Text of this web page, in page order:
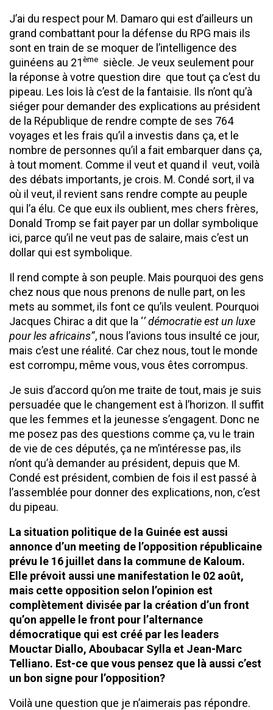
J’ai du respect pour M. Damaro qui est d’ailleurs un
grand combattant pour la défense du RPG mais ils
sont en train de se moquer de l’intelligence des
guinéens au 21ème siècle. Je veux seulement pour
la réponse à votre question dire que tout ça c’est du
pipeau. Les lois là c’est de la fantaisie. Ils n’ont qu’à
siéger pour demander des explications au président
de la République de rendre compte de ses 764
voyages et les frais qu’il a investis dans ça, et le
nombre de personnes qu’il a fait embarquer dans ça,
à tout moment. Comme il veut et quand il veut, voilà
des débats importants, je crois. M. Condé sort, il va
où il veut, il revient sans rendre compte au peuple
qui l’a élu. Ce que eux ils oublient, mes chers frères,
Donald Tromp se fait payer par un dollar symbolique
ici, parce qu’il ne veut pas de salaire, mais c’est un
dollar qui est symbolique.
Il rend compte à son peuple. Mais pourquoi des gens
chez nous que nous prenons de nulle part, on les
mets au sommet, ils font ce qu’ils veulent. Pourquoi
Jacques Chirac a dit que la ‘’ démocratie est un luxe
pour les africains’’, nous l’avions tous insulté ce jour,
mais c’est une réalité. Car chez nous, tout le monde
est corrompu, même vous, vous êtes corrompus.
Je suis d’accord qu’on me traite de tout, mais je suis
persuadée que le changement est à l’horizon. Il suffit
que les femmes et la jeunesse s’engagent. Donc ne
me posez pas des questions comme ça, vu le train
de vie de ces députés, ça ne m’intéresse pas, ils
n’ont qu’à demander au président, depuis que M.
Condé est président, combien de fois il est passé à
l’assemblée pour donner des explications, non, c’est
du pipeau.
La situation politique de la Guinée est aussi
annonce d’un meeting de l’opposition républicaine
prévu le 16 juillet dans la commune de Kaloum.
Elle prévoit aussi une manifestation le 02 août,
mais cette opposition selon l’opinion est
complètement divisée par la création d’un front
qu’on appelle le front pour l’alternance
démocratique qui est créé par les leaders
Mouctar Diallo, Aboubacar Sylla et Jean-Marc
Telliano. Est-ce que vous pensez que là aussi c’est
un bon signe pour l’opposition?
Voilà une question que je n’aimerais pas répondre.